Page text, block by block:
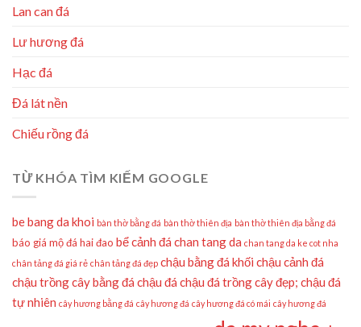
Lan can đá
Lư hương đá
Hạc đá
Đá lát nền
Chiếu rồng đá
TỪ KHÓA TÌM KIẾM GOOGLE
be bang da khoi bàn thờ bằng đá bàn thờ thiên địa bàn thờ thiên địa bằng đá
báo giá mộ đá hai đao bể cảnh đá chan tang da chan tang da ke cot nha
chân tảng đá giá rẻ chân tảng đá đẹp chậu bằng đá khối chậu cảnh đá
chậu trồng cây bằng đá chậu đá chậu đá trồng cây đẹp; chậu đá
tự nhiên cây hương bằng đá cây hương đá cây hương đá có mái cây hương đá